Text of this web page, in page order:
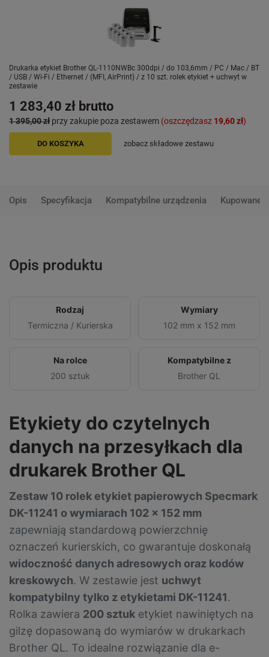
Drukarka etykiet Brother QL-1110NWBc 300dpi / do 103,6mm / PC / Mac / BT
/ USB / Wi-Fi / Ethernet / (MFI, AirPrint) / z 10 szt. rolek etykiet + uchwyt w
zestawie
1 283,40 zł brutto
1 395,00 zł przy zakupie poza zestawem (oszczędzasz 19,60 zł)
DO KOSZYKA zobacz składowe zestawu
Opis Specyfikacja Kompatybilne urządzenia Kupowane
Opis produktu
Rodzaj
Termiczna / Kurierska
Wymiary
102 mm x 152 mm
Na rolce
200 sztuk
Kompatybilne z
Brother QL
Etykiety do czytelnych
danych na przesyłkach dla
drukarek Brother QL
Zestaw 10 rolek etykiet papierowych Specmark
DK-11241 o wymiarach 102 x 152 mm
zapewniają standardową powierzchnię
oznaczeń kurierskich, co gwarantuje doskonałą
widoczność danych adresowych oraz kodów
kreskowych. W zestawie jest uchwyt
kompatybilny tylko z etykietami DK-11241.
Rolka zawiera 200 sztuk etykiet nawiniętych na
gilzę dopasowaną do wymiarów w drukarkach
Brother QL. To idealne rozwiązanie dla e-